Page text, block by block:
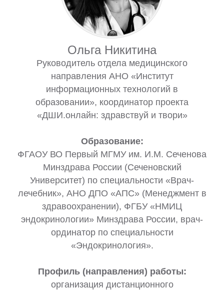
Ольга Никитина
Руководитель отдела медицинского
направления АНО «Институт
информационных технологий в
образовании», координатор проекта
«ДШИ.онлайн: здравствуй и твори»
Образование:
ФГАОУ ВО Первый МГМУ им. И.М. Сеченова
Минздрава России (Сеченовский
Университет) по специальности «Врач-
лечебник», АНО ДПО «АПС» (Менеджмент в
здравоохранении), ФГБУ «НМИЦ
эндокринологии» Минздрава России, врач-
ординатор по специальности
«Эндокринология».
Профиль (направления) работы:
организация дистанционного